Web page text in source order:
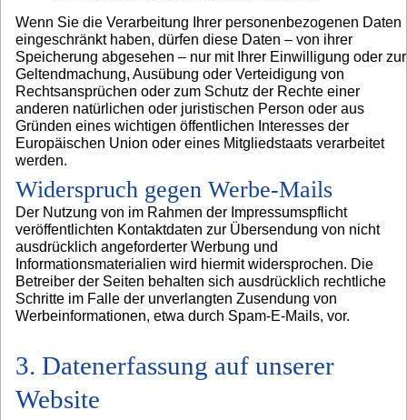
Wenn Sie die Verarbeitung Ihrer personenbezogenen Daten
eingeschränkt haben, dürfen diese Daten – von ihrer
Speicherung abgesehen – nur mit Ihrer Einwilligung oder zur
Geltendmachung, Ausübung oder Verteidigung von
Rechtsansprüchen oder zum Schutz der Rechte einer
anderen natürlichen oder juristischen Person oder aus
Gründen eines wichtigen öffentlichen Interesses der
Europäischen Union oder eines Mitgliedstaats verarbeitet
werden.
Widerspruch gegen Werbe-Mails
Der Nutzung von im Rahmen der Impressumspflicht
veröffentlichten Kontaktdaten zur Übersendung von nicht
ausdrücklich angeforderter Werbung und
Informationsmaterialien wird hiermit widersprochen. Die
Betreiber der Seiten behalten sich ausdrücklich rechtliche
Schritte im Falle der unverlangten Zusendung von
Werbeinformationen, etwa durch Spam-E-Mails, vor.
3. Datenerfassung auf unserer
Website